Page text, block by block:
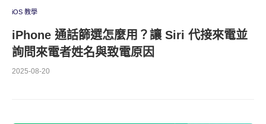
iOS 教學
iPhone 通話篩選怎麼用？讓 Siri 代接來電並
詢問來電者姓名與致電原因
2025-08-20